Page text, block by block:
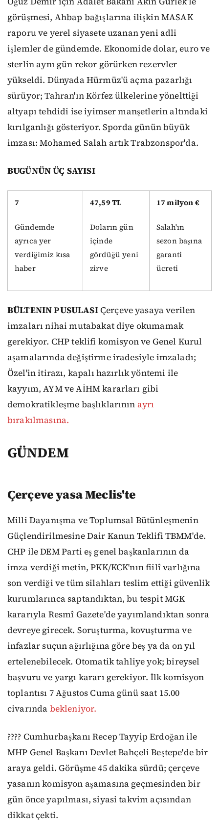
görüşmesi, Ahbap bağışlarına ilişkin MASAK
raporu ve yerel siyasete uzanan yeni adli
işlemler de gündemde. Ekonomide dolar, euro ve
sterlin aynı gün rekor görürken rezervler
yükseldi. Dünyada Hürmüz'ü açma pazarlığı
sürüyor; Tahran'ın Körfez ülkelerine yönelttiği
altyapı tehdidi ise iyimser manşetlerin altındaki
kırılganlığı gösteriyor. Sporda günün büyük
imzası: Mohamed Salah artık Trabzonspor'da.
BUGÜNÜN ÜÇ SAYISI
7
Gündemde
ayrıca yer
verdiğimiz kısa
haber
47,59 TL
Doların gün
içinde
gördüğü yeni
zirve
17 milyon €
Salah'ın
sezon başına
garanti
ücreti
BÜLTENIN PUSULASIÇerçeve yasaya verilen
imzaları nihai mutabakat diye okumamak
gerekiyor. CHP teklifi komisyon ve Genel Kurul
aşamalarında değiştirme iradesiyle imzaladı;
Özel'in itirazı, kapalı hazırlık yöntemi ile
kayyım, AYM ve AİHM kararları gibi
demokratikleşme başlıklarının ayrı
bırakılmasına.
GÜNDEM
Çerçeve yasa Meclis'te
Milli Dayanışma ve Toplumsal Bütünleşmenin
Güçlendirilmesine Dair Kanun Teklifi TBMM'de.
CHP ile DEM Parti eş genel başkanlarının da
imza verdiği metin, PKK/KCK'nın fiilî varlığına
son verdiği ve tüm silahları teslim ettiği güvenlik
kurumlarınca saptandıktan, bu tespit MGK
kararıyla Resmî Gazete'de yayımlandıktan sonra
devreye girecek. Soruşturma, kovuşturma ve
infazlar suçun ağırlığına göre beş ya da on yıl
ertelenebilecek. Otomatik tahliye yok; bireysel
başvuru ve yargı kararı gerekiyor. İlk komisyon
toplantısı 7 Ağustos Cuma günü saat 15.00
civarında bekleniyor.
???? Cumhurbaşkanı Recep Tayyip Erdoğan ile
MHP Genel Başkanı Devlet Bahçeli Beştepe'de bir
araya geldi. Görüşme 45 dakika sürdü; çerçeve
yasanın komisyon aşamasına geçmesinden bir
gün önce yapılması, siyasi takvim açısından
dikkat çekti.